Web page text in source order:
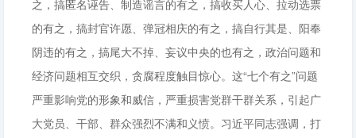
之，搞匿名诬告、制造谣言的有之，搞收买人心、拉动选票
的有之，搞封官许愿、弹冠相庆的有之，搞自行其是、阳奉
阴违的有之，搞尾大不掉、妄议中央的也有之，政治问题和
经济问题相互交织，贪腐程度触目惊心。这“七个有之”问题
严重影响党的形象和威信，严重损害党群干群关系，引起广
大党员、干部、群众强烈不满和义愤。习近平同志强调，打